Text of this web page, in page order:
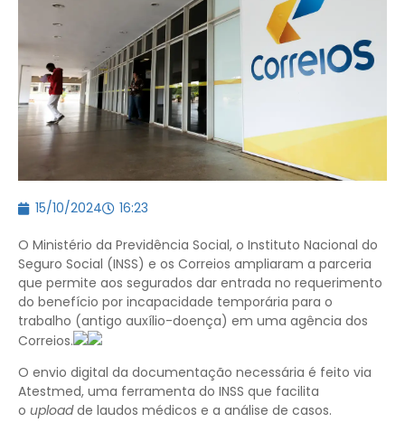
15/10/2024 16:23
O Ministério da Previdência Social, o Instituto Nacional do
Seguro Social (INSS) e os Correios ampliaram a parceria
que permite aos segurados dar entrada no requerimento
do benefício por incapacidade temporária para o
trabalho (antigo auxílio-doença) em uma agência dos
Correios.
O envio digital da documentação necessária é feito via
Atestmed, uma ferramenta do INSS que facilita
o uploadde laudos médicos e a análise de casos.